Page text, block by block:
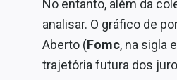
No entanto, além da
analisar. O gráfico de
Aberto (Fomc, na sigla
trajetória futura dos